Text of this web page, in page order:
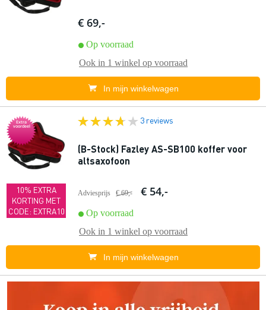
€ 69,-
Op voorraad
Ook in 1 winkel op voorraad
In mijn winkelwagen
Extra
voordeel
10% EXTRA
KORTING MET
CODE: EXTRA10
3 reviews
(B-Stock) Fazley AS-SB100 koffer voor
altsaxofoon
Adviesprijs € 69,- € 54,-
Op voorraad
Ook in 1 winkel op voorraad
In mijn winkelwagen